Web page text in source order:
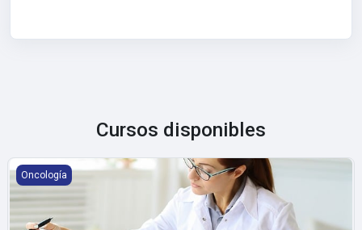
Cursos disponibles
I Curso Internacional de Terapia CAR-T
Oncología